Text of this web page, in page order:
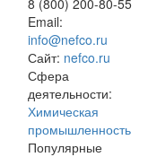
8 (800) 200-80-55
Email:
info@nefco.ru
Сайт: nefco.ru
Сфера
деятельности:
Химическая
промышленность
Популярные